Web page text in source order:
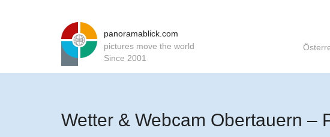
panoramablick.com
pictures move the world
Since 2001
Wetter & Webcam Obertauern –